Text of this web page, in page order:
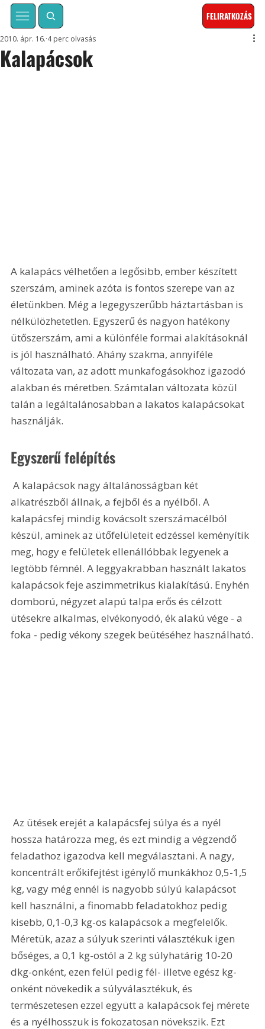
FELIRATKOZÁS
Kalapácsok
2010. ápr. 16. 4 perc olvasás
A kalapács vélhetően a legősibb, ember készített
szerszám, aminek azóta is fontos szerepe van az
életünkben. Még a legegyszerűbb háztartásban is
nélkülözhetetlen. Egyszerű és nagyon hatékony
ütőszerszám, ami a különféle formai alakításoknál
is jól használható. Ahány szakma, annyiféle
változata van, az adott munkafogásokhoz igazodó
alakban és méretben. Számtalan változata közül
talán a legáltalánosabban a lakatos kalapácsokat
használják.
Egyszerű felépítés
A kalapácsok nagy általánosságban két
alkatrészből állnak, a fejből és a nyélből. A
kalapácsfej mindig kovácsolt szerszámacélból
készül, aminek az ütőfelületeit edzéssel keményítik
meg, hogy e felületek ellenállóbbak legyenek a
legtöbb fémnél. A leggyakrabban használt lakatos
kalapácsok feje aszimmetrikus kialakítású. Enyhén
domború, négyzet alapú talpa erős és célzott
ütésekre alkalmas, elvékonyodó, ék alakú vége - a
foka - pedig vékony szegek beütéséhez használható.
Az ütések erejét a kalapácsfej súlya és a nyél
hossza határozza meg, és ezt mindig a végzendő
feladathoz igazodva kell megválasztani. A nagy,
koncentrált erőkifejtést igénylő munkákhoz 0,5-1,5
kg, vagy még ennél is nagyobb súlyú kalapácsot
kell használni, a finomabb feladatokhoz pedig
kisebb, 0,1-0,3 kg-os kalapácsok a megfelelők.
Méretük, azaz a súlyuk szerinti választékuk igen
bőséges, a 0,1 kg-ostól a 2 kg súlyhatárig 10-20
dkg-onként, ezen felül pedig fél- illetve egész kg-
onként növekedik a súlyválasztékuk, és
természetesen ezzel együtt a kalapácsok fej mérete
és a nyélhosszuk is fokozatosan növekszik. Ezt